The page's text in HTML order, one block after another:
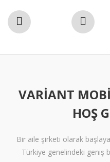
VARIANT
HOŞ
Bir aile şirketi olarak
Türkiye genelindeki geniş